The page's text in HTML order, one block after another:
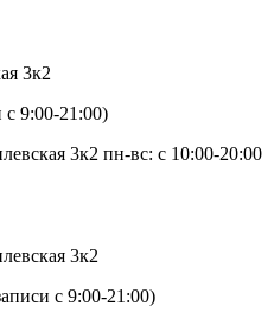
3к2
с 9:00-21:00)
3к2 пн-вс: с 10:00-20:00
3к2
с 9:00-21:00)